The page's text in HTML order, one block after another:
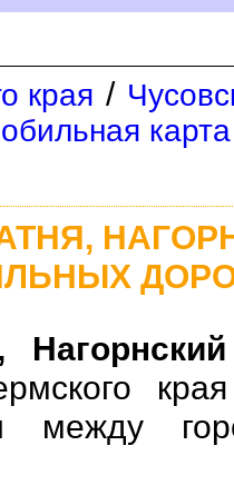
края /
Нагорнский
между